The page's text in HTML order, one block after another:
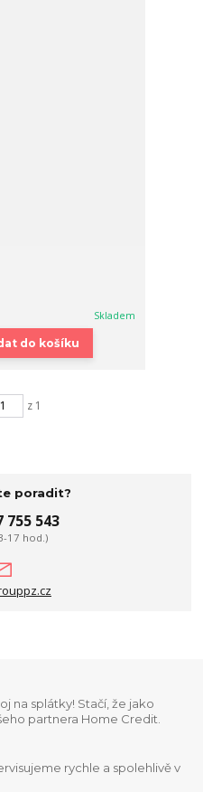
Skladem
do košíku
z 1
poradit?
755 543
17 hod.)
na splátky! Stačí, že jako
partnera Home Credit.
rychle a spolehlivě v